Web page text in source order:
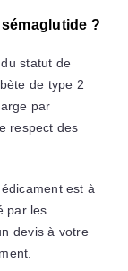
?
statut de
de type 2
par
respect des
est à
par les
devis à votre